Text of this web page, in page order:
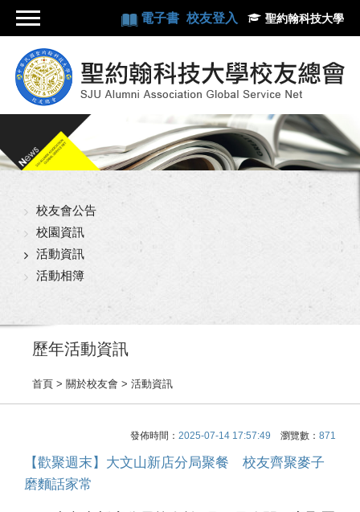
電子書 校友登入 聖約翰科技大學
校友會公告
校園資訊
活動資訊
活動相簿
歷年活動資訊
首頁 > 關於校友會 > 活動資訊
發佈時間： 2025-07-14 17:57:49 瀏覽數： 871
【歡聚週末】大文山新店分局聚餐 校友齊聚麥子
磨麵話家常